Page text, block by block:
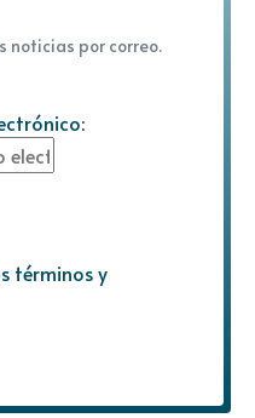
noticias por correo.
términos y